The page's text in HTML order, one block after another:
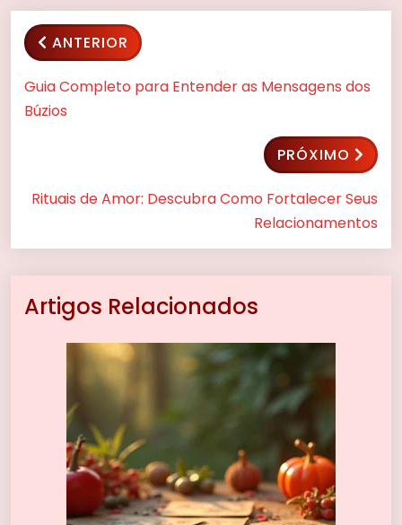
ANTERIOR
Guia Completo para Entender as Mensagens dos
Búzios
PRÓXIMO
Rituais de Amor: Descubra Como Fortalecer Seus
Relacionamentos
Artigos Relacionados